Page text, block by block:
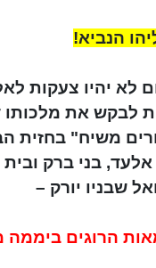
הנביא!
לא יהיו צעקות
לבקש את מלכותו
משיח" בחזית
בני ברק
שבניו יורק –
הרוגים ביממה